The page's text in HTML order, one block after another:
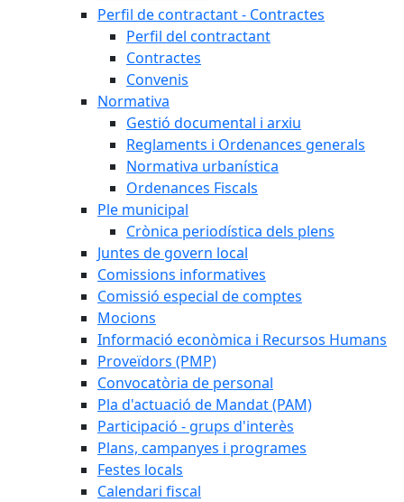
Perfil de contractant - Contractes
Perfil del contractant
Contractes
Convenis
Normativa
Gestió documental i arxiu
Reglaments i Ordenances generals
Normativa urbanística
Ordenances Fiscals
Ple municipal
Crònica periodística dels plens
Juntes de govern local
Comissions informatives
Comissió especial de comptes
Mocions
Informació econòmica i Recursos Humans
Proveïdors (PMP)
Convocatòria de personal
Pla d'actuació de Mandat (PAM)
Participació - grups d'interès
Plans, campanyes i programes
Festes locals
Calendari fiscal